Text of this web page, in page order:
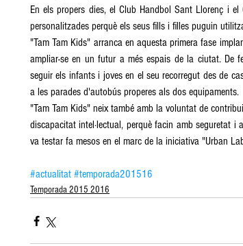
En els propers dies, el Club Handbol Sant Llorenç i
personalitzades perquè els seus fills i filles puguin
"Tam Tam Kids" arranca en aquesta primera fase
ampliar-se en un futur a més espais de la ciutat. De
seguir els infants i joves en el seu recorregut des de
a les parades d'autobús properes als dos equipaments.
"Tam Tam Kids" neix també amb la voluntat de
discapacitat intel·lectual, perquè facin amb seguretat i
va testar fa mesos en el marc de la iniciativa "Urban
#actualitat #temporada201516
Temporada 2015 2016